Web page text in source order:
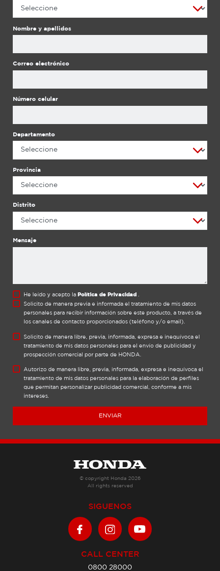
Nombre y apellidos
Correo electrónico
Número celular
Departamento
Provincia
Distrito
Mensaje
He leído y acepto la Política de Privacidad .
Solicito de manera previa e informada el tratamiento de mis datos
personales para recibir información sobre este producto, a través de
los canales de contacto proporcionados (teléfono y/o email).
Solicito de manera libre, previa, informada, expresa e inequívoca el
tratamiento de mis datos personales para el envío de publicidad y
prospección comercial por parte de HONDA.
Autorizo de manera libre, previa, informada, expresa e inequívoca el
tratamiento de mis datos personales para la elaboración de perfiles
que permitan personalizar publicidad comercial, conforme a mis
intereses.
ENVIAR
© copyright Honda 2026
All rights reserved
SIGUENOS
CALL CENTER
0800 28000